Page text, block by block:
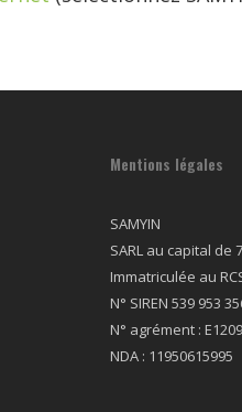
Mentions légales
SAMYIN
SARL au capital de
Immatriculée au
N° SIREN 539 953
N° agrément :
NDA : 11950615995